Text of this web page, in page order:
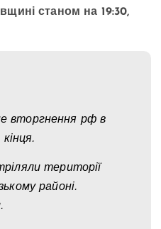
станом на 19:30,
вторгнення рф в
території
районі.